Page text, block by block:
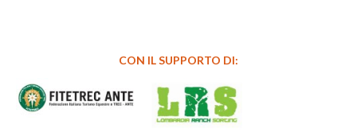
CON IL SUPPORTO DI: